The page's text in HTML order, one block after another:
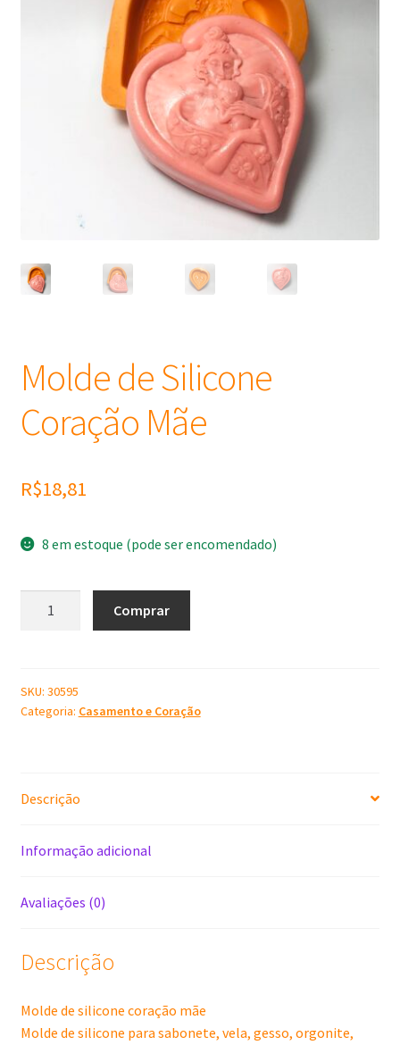
Corante, Pigmento e Óxido
Óleos
Molde de Silicone
Coração Mãe
R$18,81
8 em estoque (pode ser encomendado)
Mãe
quantidade
Comprar
SKU: 30595
Categoria: Casamento e Coração
Descrição
Informação adicional
Avaliações (0)
Descrição
Molde de silicone coração mãe
Molde de silicone para sabonete, vela, gesso, orgonite,